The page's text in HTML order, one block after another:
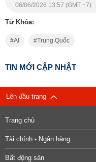
06/06/2026 13:57 (GMT +7)
Từ Khóa:
AI Trung Quốc
TIN MỚI CẬP NHẬT
Lên đầu trang
Trang chủ
Tài chính - Ngân hàng
Bất động sản